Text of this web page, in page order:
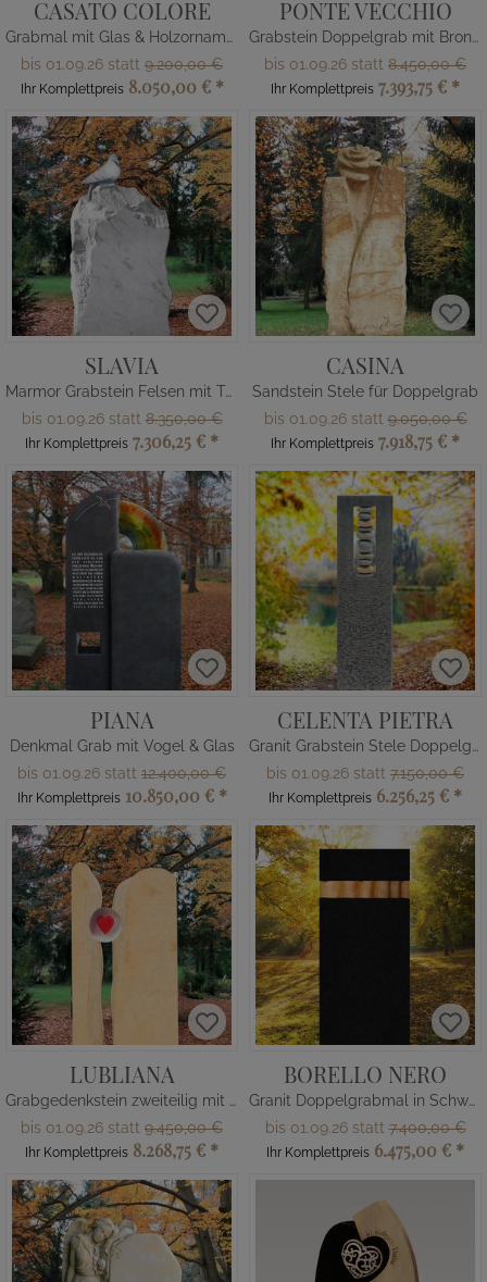
CASATO COLORE
Grabmal mit Glas & Holzornament - Doppelgrab
bis 01.09.26 statt 9.200,00 €
Ihr Komplettpreis 8.050,00 € *
PONTE VECCHIO
Grabstein Doppelgrab mit Bronze Ornament Brücke
bis 01.09.26 statt 8.450,00 €
Ihr Komplettpreis 7.393,75 € *
SLAVIA
Marmor Grabstein Felsen mit Taube
bis 01.09.26 statt8.350,00 €
Ihr Komplettpreis 7.306,25 € *
CASINA
Sandstein Stele für Doppelgrab
bis 01.09.26 statt9.050,00 €
Ihr Komplettpreis 7.918,75 € *
PIANA
Denkmal Grab mit Vogel & Glas
bis 01.09.26 statt 12.400,00 €
Ihr Komplettpreis 10.850,00 € *
CELENTA PIETRA
Granit Grabstein Stele Doppelgrab mit Kieselsteinen
bis 01.09.26 statt 7.150,00 €
Ihr Komplettpreis 6.256,25 € *
LUBLIANA
Grabgedenkstein zweiteilig mit Herz
bis 01.09.26 statt 9.450,00 €
Ihr Komplettpreis 8.268,75 € *
BORELLO NERO
Granit Doppelgrabmal in Schwarz mit Quarzit
bis 01.09.26 statt7.400,00 €
Ihr Komplettpreis 6.475,00 € *